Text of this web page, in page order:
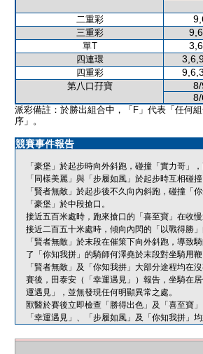
二重彩
三重彩
單T
四連環
四重彩
第八口孖寶
8/
派彩備註：於勝出組合中，「F」代表「任何
序」。
競賽事件報告
「豪堡」於起步時向外斜跑，碰撞「實力哥」
「同樣美麗」與「步履如風」於起步時互相碰撞
「賢者無敵」於起步後不久向內斜跑，碰撞「你
「豪堡」於中段搶口。
接近五百米處時，跑來搶口的「喜至寶」在收
接近二百五十米處時，傾向內閃的「以戰得勝
「賢者無敵」於末段在催策下向外斜跑，導致
了「你知我拼」的騎師何澤堯於末段對坐騎用
「賢者無敵」及「你知我拼」大部分途程均在沒
賽後，田泰安（「幸運遇見」）報告，坐騎在
運遇見」，並無發現任何明顯異常之處。
獸醫於賽後立即檢查「勝得出色」及「喜至寶
「幸運遇見」、「步履如風」及「你知我拼」均